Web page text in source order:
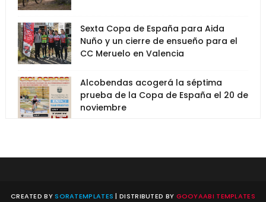
Sexta Copa de España para Aida
Nuño y un cierre de ensueño para el
CC Meruelo en Valencia
Alcobendas acogerá la séptima
prueba de la Copa de España el 20 de
noviembre
CREATED BYSORATEMPLATES | DISTRIBUTED BY GOOYAABI TEMPLATES